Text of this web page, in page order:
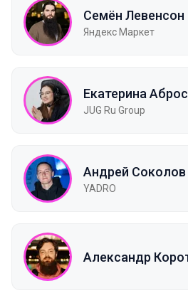
Семён Левенсон
Яндекс Маркет
Екатерина
JUG Ru Group
Андрей Соколов
YADRO
Александр